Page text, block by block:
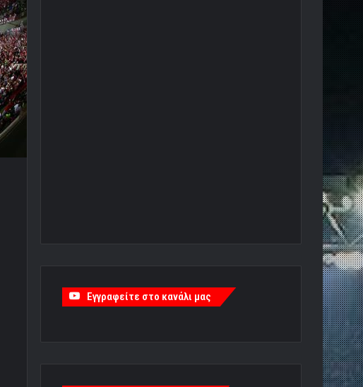
Εγγραφείτε στο κανάλι μας